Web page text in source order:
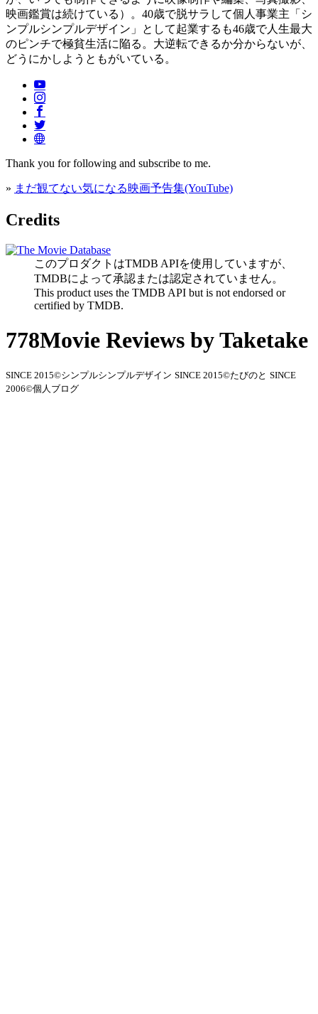
映画鑑賞は続けている）。40歳で脱サラして個人事業主「シ
ンプルシンプルデザイン」として起業するも46歳で人生最大
のピンチで極貧生活に陥る。大逆転できるか分からないが、
どうにかしようともがいている。
Thank you for following and subscribe to me.
» まだ観てない気になる映画予告集(YouTube)
Credits
このプロダクトはTMDB APIを使用していますが、
TMDBによって承認または認定されていません。
This product uses the TMDB API but is not endorsed or
certified by TMDB.
778Movie Reviews by Taketake
SINCE 2015©シンプルシンプルデザイン SINCE 2015©たびのと SINCE
2006©個人ブログ